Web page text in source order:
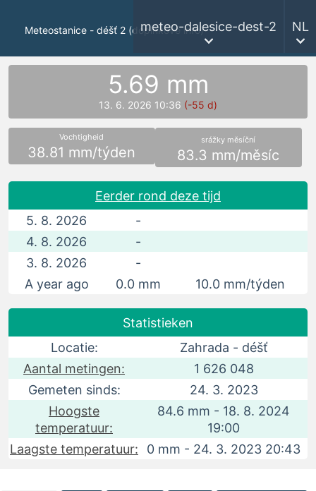
Meteostanice - déšť 2 (doplňkové info)meteo-dalesice-dest-2 NL
5.69 mm
13. 6. 2026 10:36 (-55 d)
Vochtigheid
38.81 mm/týden
srážky měsíční
83.3 mm/měsíc
Eerder rond deze tijd
5. 8. 2026
-
4. 8. 2026
-
3. 8. 2026
-
A year ago
0.0 mm 10.0 mm/týden
Statistieken
Locatie:
Zahrada - déšť
Aantal metingen:
1 626 048
Gemeten sinds:
24. 3. 2023
Hoogste
temperatuur:
84.6 mm - 18. 8. 2024
19:00
Laagste temperatuur:
0 mm - 24. 3. 2023 20:43